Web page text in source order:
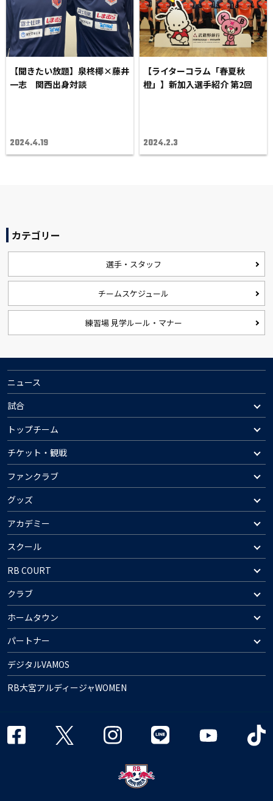
【聞きたい放題】泉柊椰×藤井
一志 関西出身対談
2024.4.19
【ライターコラム「春夏秋
橙」】新加入選手紹介 第2回
2024.2.3
カテゴリー
選手・スタッフ
チームスケジュール
練習場 見学ルール・マナー
ニュース
試合
トップチーム
チケット・観戦
ファンクラブ
グッズ
アカデミー
スクール
RB COURT
クラブ
ホームタウン
パートナー
デジタルVAMOS
RB大宮アルディージャWOMEN